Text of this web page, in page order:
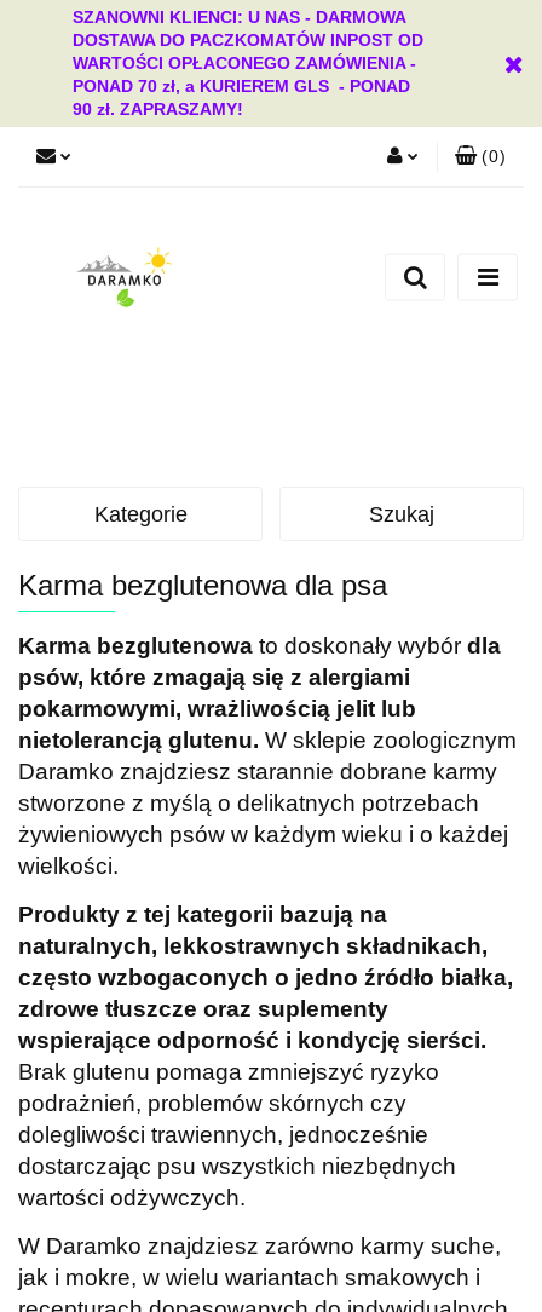
SZANOWNI KLIENCI: U NAS - DARMOWA
DOSTAWA DO PACZKOMATÓW INPOST OD
WARTOŚCI OPŁACONEGO ZAMÓWIENIA -
PONAD 70 zł, a KURIEREM GLS - PONAD
90 zł. ZAPRASZAMY!
Dodaj zgłoszenie
(0)
Kategorie Szukaj
Karma bezglutenowa dla psa
Karma bezglutenowa to doskonały wybór dla
psów, które zmagają się z alergiami
pokarmowymi, wrażliwością jelit lub
nietolerancją glutenu. W sklepie zoologicznym
Daramko znajdziesz starannie dobrane karmy
stworzone z myślą o delikatnych potrzebach
żywieniowych psów w każdym wieku i o każdej
wielkości.
Produkty z tej kategorii bazują na
naturalnych, lekkostrawnych składnikach,
często wzbogaconych o jedno źródło białka,
zdrowe tłuszcze oraz suplementy
wspierające odporność i kondycję sierści.
Brak glutenu pomaga zmniejszyć ryzyko
podrażnień, problemów skórnych czy
dolegliwości trawiennych, jednocześnie
dostarczając psu wszystkich niezbędnych
wartości odżywczych.
W Daramko znajdziesz zarówno karmy suche,
jak i mokre, w wielu wariantach smakowych i